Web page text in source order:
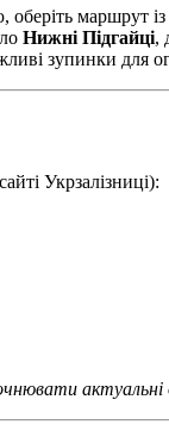
маршрут
Нижні Підгайці,
зупинки для
Укрзалізниці):
актуальні